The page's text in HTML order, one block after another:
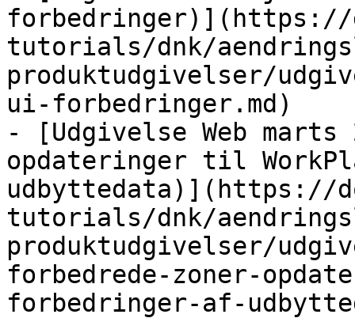
forbedringer)](https://
tutorials/dnk/
produktudgivelser/
ui-forbedringer.md)
- [Udgivelse Web
opdateringer til
udbyttedata)](https://
tutorials/dnk/
produktudgivelser/
forbedrede-zoner-
forbedringer-af-